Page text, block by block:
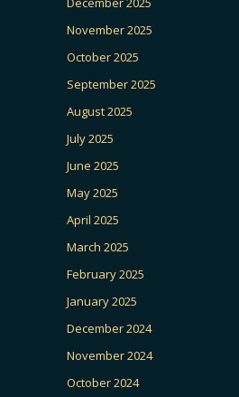
November 2025
October 2025
September 2025
August 2025
July 2025
June 2025
May 2025
April 2025
March 2025
February 2025
January 2025
December 2024
November 2024
October 2024